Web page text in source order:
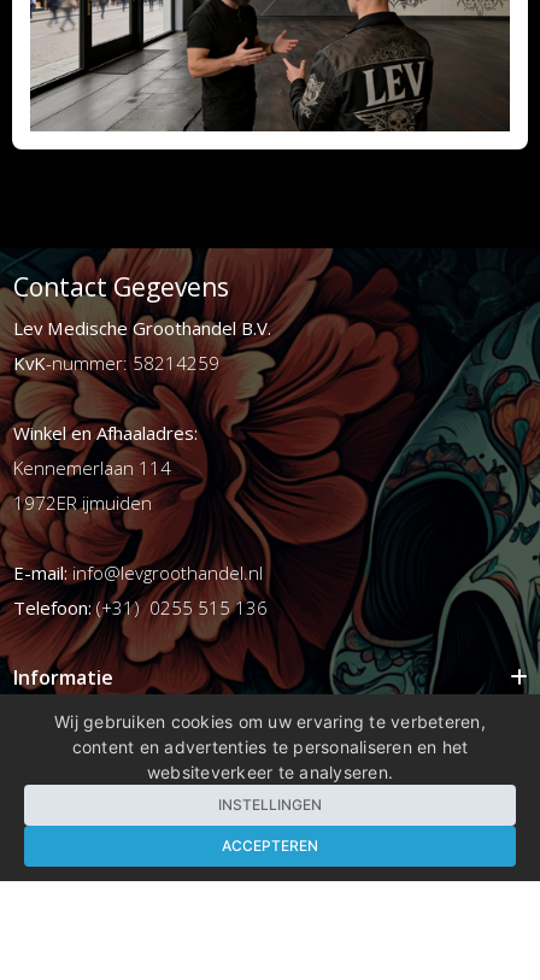
Contact Gegevens
Lev Medische Groothandel B.V.
KvK-nummer: 58214259
Winkel en Afhaaladres:
Kennemerlaan 114
1972ER ijmuiden
E-mail:info@levgroothandel.nl
Telefoon:(+31) 0255 515 136
Informatie
Mijn account
Wij gebruiken cookies om uw ervaring te verbeteren,
content en advertenties te personaliseren en het
websiteverkeer te analyseren.
INSTELLINGEN
ACCEPTEREN